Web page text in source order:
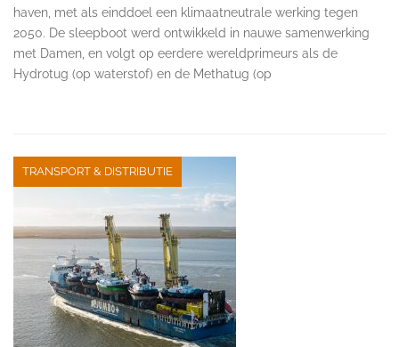
haven, met als einddoel een klimaatneutrale werking tegen
2050. De sleepboot werd ontwikkeld in nauwe samenwerking
met Damen, en volgt op eerdere wereldprimeurs als de
Hydrotug (op waterstof) en de Methatug (op
TRANSPORT & DISTRIBUTIE